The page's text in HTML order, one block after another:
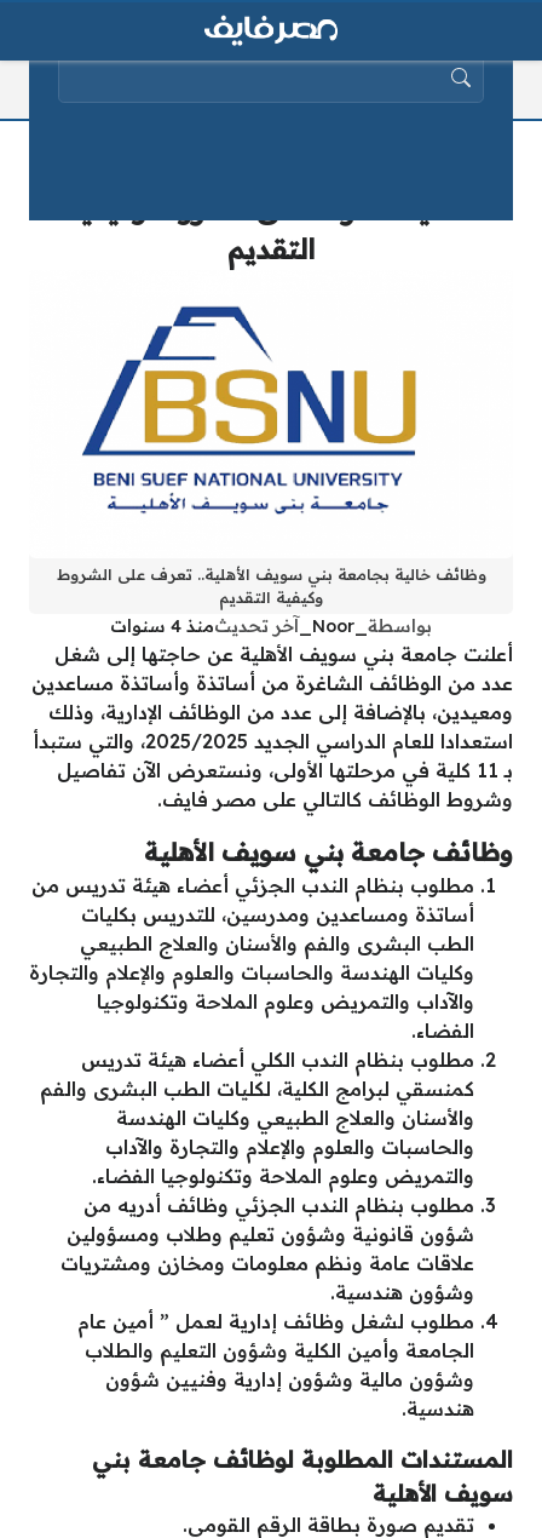
التقديم
وظائف خالية بجامعة بني سويف الأهلية.. تعرف على الشروط
وكيفية التقديم
بواسطة آخر تحديثمنذ 4 سنوات
أعلنت جامعة بني سويف الأهلية عن حاجتها إلى شغل
عدد من الوظائف الشاغرة من أساتذة وأساتذة مساعدين
ومعيدين، بالإضافة إلى عدد من الوظائف الإدارية، وذلك
استعدادا للعام الدراسي الجديد 2025/2025، والتي ستبدأ
بـ 11 كلية في مرحلتها الأولى، ونستعرض الآن تفاصيل
وشروط الوظائف كالتالي على مصر فايف.
وظائف جامعة بني سويف الأهلية
مطلوب بنظام الندب الجزئي أعضاء هيئة تدريس من
أساتذة ومساعدين ومدرسين، للتدريس بكليات
الطب البشرى والفم والأسنان والعلاج الطبيعي
وكليات الهندسة والحاسبات والعلوم والإعلام والتجارة
والآداب والتمريض وعلوم الملاحة وتكنولوجيا
الفضاء.
مطلوب بنظام الندب الكلي أعضاء هيئة تدريس
كمنسقي لبرامج الكلية، لكليات الطب البشرى والفم
والأسنان والعلاج الطبيعي وكليات الهندسة
والحاسبات والعلوم والإعلام والتجارة والآداب
والتمريض وعلوم الملاحة وتكنولوجيا الفضاء.
مطلوب بنظام الندب الجزئي وظائف أدريه من
شؤون قانونية وشؤون تعليم وطلاب ومسؤولين
علاقات عامة ونظم معلومات ومخازن ومشتريات
وشؤون هندسية.
مطلوب لشغل وظائف إدارية لعمل ” أمين عام
الجامعة وأمين الكلية وشؤون التعليم والطلاب
وشؤون مالية وشؤون إدارية وفنيين شؤون
هندسية.
المستندات المطلوبة لوظائف جامعة بني
سويف الأهلية
تقديم صورة بطاقة الرقم القومي.
البحث عن: